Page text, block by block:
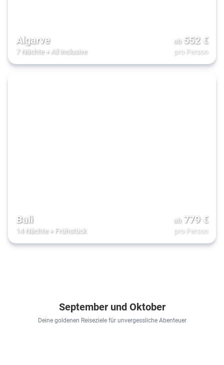
Algarve
7 Nächte+ All Inclusive
ab 552€
pro Person
Bali
14 Nächte+ Frühstück
ab 779€
pro Person
September und Oktober
Deine goldenen Reiseziele für unvergessliche Abenteuer